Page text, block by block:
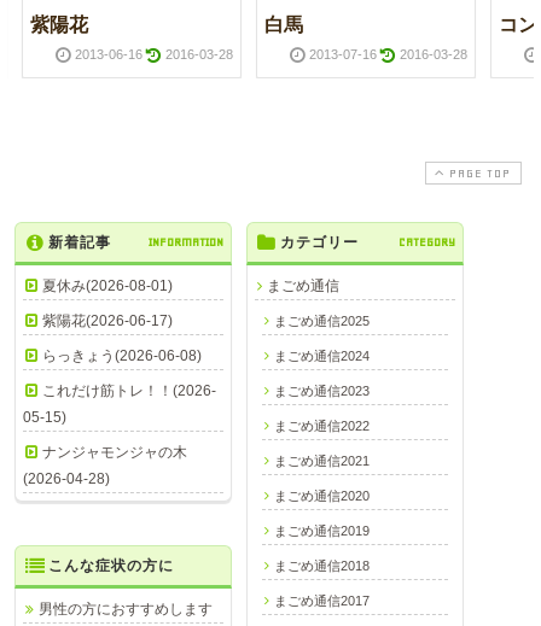
紫陽花
2013-06-16 2016-03-28
白馬
2013-07-16 2016-03-28
コ
PAGE TOP
新着記事 INFORMATION
夏休み(2026-08-01)
紫陽花(2026-06-17)
らっきょう(2026-06-08)
これだけ筋トレ！！(2026-
05-15)
ナンジャモンジャの木
(2026-04-28)
カテゴリー CATEGORY
まごめ通信
まごめ通信2025
まごめ通信2024
まごめ通信2023
まごめ通信2022
まごめ通信2021
まごめ通信2020
まごめ通信2019
まごめ通信2018
まごめ通信2017
こんな症状の方に
男性の方におすすめします